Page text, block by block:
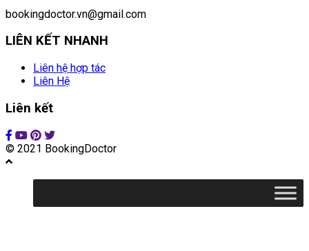
bookingdoctor.vn@gmail.com
LIÊN KẾT NHANH
Liên hệ hợp tác
Liên Hệ
Liên kết
© 2021 BookingDoctor